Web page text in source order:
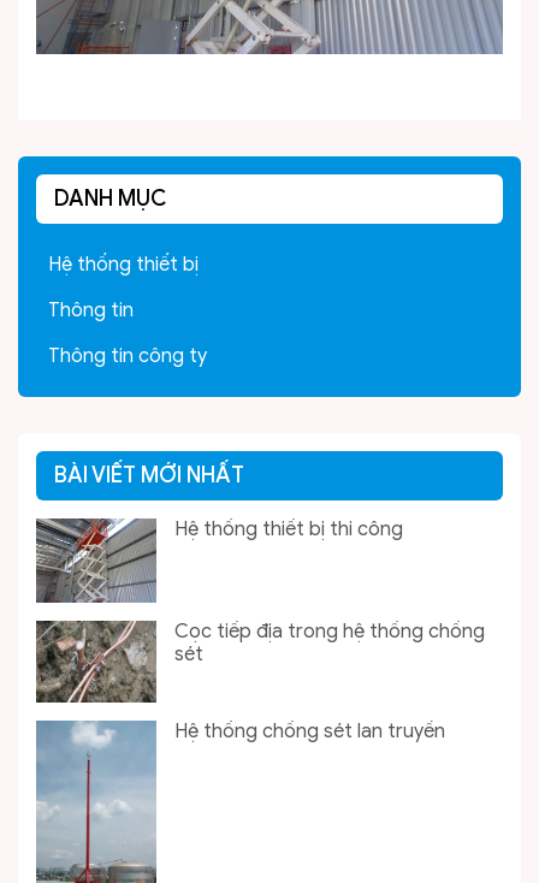
DANH MỤC
Hệ thống thiết bị
Thông tin
Thông tin công ty
BÀI VIẾT MỚI NHẤT
Hệ thống thiết bị thi công
Cọc tiếp địa trong hệ thống chống
sét
Hệ thống chống sét lan truyền